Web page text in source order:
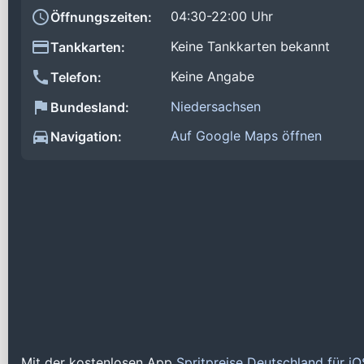
Öffnungszeiten:
04:30-22:00 Uhr
Tankkarten:
Keine Tankkarten bekannt
Telefon:
Keine Angabe
Bundesland:
Niedersachsen
Navigation:
Auf Google Maps öffnen